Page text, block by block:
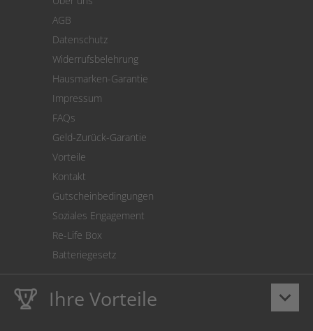
Cookie Einstellungen
AGB
Datenschutz
Widerrufsbelehrung
Hausmarken-Garantie
Impressum
FAQs
Geld-Zurück-Garantie
Vorteile
Kontakt
Gutscheinbedingungen
Soziales Engagement
Re-Life Box
Batteriegesetz
keyboard_arrow_down
Ihre Vorteile